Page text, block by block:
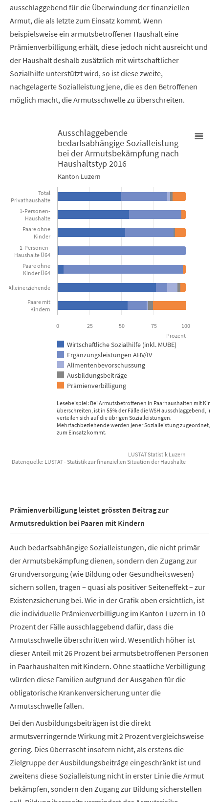
ausschlaggebend für die Überwindung der finanziellen
Armut, die als letzte zum Einsatz kommt. Wenn
beispielsweise ein armutsbetroffener Haushalt eine
Prämienverbilligung erhält, diese jedoch nicht ausreicht und
der Haushalt deshalb zusätzlich mit wirtschaftlicher
Sozialhilfe unterstützt wird, so ist diese zweite,
nachgelagerte Sozialleistung jene, die es den Betroffenen
möglich macht, die Armutsschwelle zu überschreiten.
Ausschlaggebende bedarfsabhängige Sozialleistung bei der
Bar chart with 5 data series.
Kanton Luzern
View as data table, Ausschlaggebende
The chart has 1 X axis displaying categories.
The chart has 1 Y axis displaying Prozent. Data ranges from 1 to
Lesebeispiel: Bei Armutsbetroffenen in Paarhaushalten mit
überschreiten, ist in 55% der Fälle die WSH ausschlaggebend, in
verteilen sich auf die übrigen Sozialleistungen.
Mehrfachbeziehende werden jener Sozialleistung zugeordnet,
zum Einsatz kommt.
Prozent
Ausschlaggebende
bedarfsabhängige Sozialleistung
bei der Armutsbekämpfung nach
Haushaltstyp 2016
Kanton Luzern
Wirtschaftliche Sozialhilfe (inkl. MUBE)
Ergänzungsleistungen AHV/IV
Alimentenbevorschussung
Ausbildungsbeiträge
Prämienverbilligung
0 25 50 75 100
Paare mit
Kindern
Alleinerziehende
Paare ohne
Kinder Ü64
1-Personen-
Haushalte Ü64
Paare ohne
Kinder
1-Personen-
Haushalte
Total
Privathaushalte
LUSTAT Statistik Luzern
Datenquelle: LUSTAT - Statistik zur finanziellen Situation der Haushalte
Prämienverbilligung leistet grössten Beitrag zur
Armutsreduktion bei Paaren mit Kindern
Auch bedarfsabhängige Sozialleistungen, die nicht primär
der Armutsbekämpfung dienen, sondern den Zugang zur
Grundversorgung (wie Bildung oder Gesundheitswesen)
sichern sollen, tragen – quasi als positiver Seiteneffekt – zur
Existenzsicherung bei. Wie in der Grafik oben ersichtlich, ist
die individuelle Prämienverbilligung im Kanton Luzern in 10
Prozent der Fälle ausschlaggebend dafür, dass die
Armutsschwelle überschritten wird. Wesentlich höher ist
dieser Anteil mit 26 Prozent bei armutsbetroffenen Personen
in Paarhaushalten mit Kindern. Ohne staatliche Verbilligung
würden diese Familien aufgrund der Ausgaben für die
obligatorische Krankenversicherung unter die
Armutsschwelle fallen.
Bei den Ausbildungsbeiträgen ist die direkt
armutsverringernde Wirkung mit 2 Prozent vergleichsweise
gering. Dies überrascht insofern nicht, als erstens die
Zielgruppe der Ausbildungsbeiträge eingeschränkt ist und
zweitens diese Sozialleistung nicht in erster Linie die Armut
bekämpfen, sondern den Zugang zur Bildung sicherstellen